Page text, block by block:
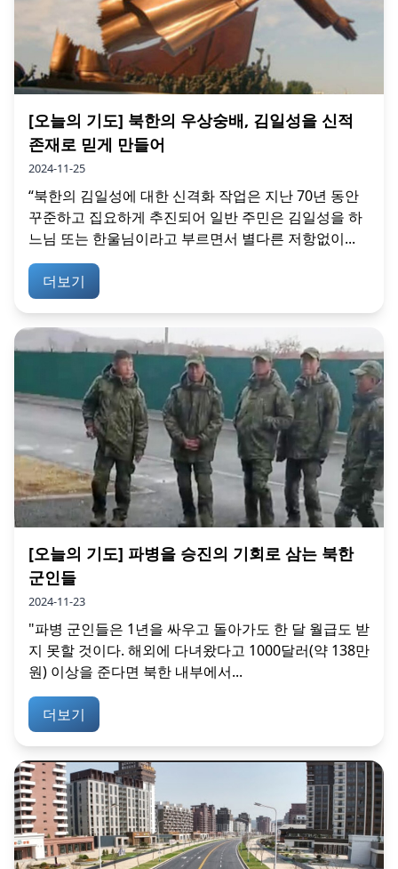
[오늘의 기도] 북한의 우상숭배, 김일성을 신적
존재로 믿게 만들어
2024-11-25
“북한의 김일성에 대한 신격화 작업은 지난 70년 동안
꾸준하고 집요하게 추진되어 일반 주민은 김일성을 하
느님 또는 한울님이라고 부르면서 별다른 저항없이...
더보기
[오늘의 기도] 파병을 승진의 기회로 삼는 북한
군인들
2024-11-23
"파병 군인들은 1년을 싸우고 돌아가도 한 달 월급도 받
지 못할 것이다. 해외에 다녀왔다고 1000달러(약 138만
원) 이상을 준다면 북한 내부에서...
더보기